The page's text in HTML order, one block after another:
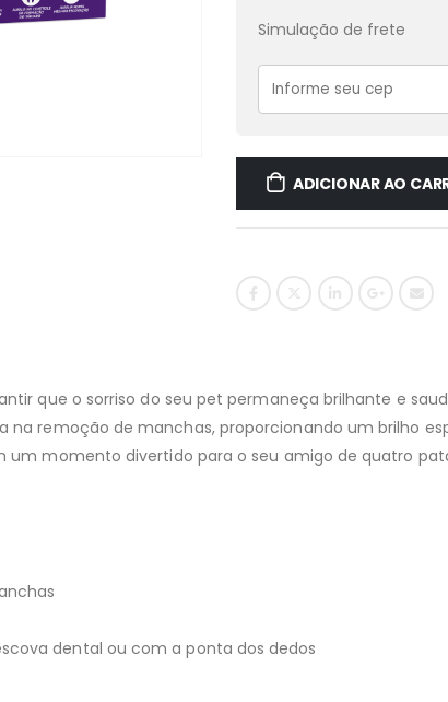
Simulação de frete
ADICIONAR AO
que o sorriso do seu pet permaneça brilhante e
remoção de manchas, proporcionando um brilho
momento divertido para o seu amigo de quatro
dental ou com a ponta dos dedos